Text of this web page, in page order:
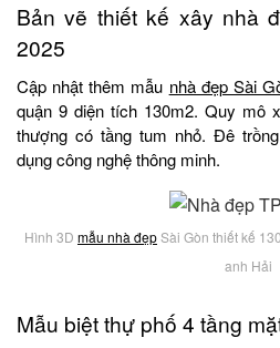
Bản vẽ thiết kế xây nhà
2025
Cập nhật thêm mẫu nhà đẹp Sài
quận 9 diện tích 130m2. Quy mô
thượng có tầng tum nhỏ. Đê
dụng công nghệ thông minh.
Hình 3D mẫu nhà đẹpSài Gòn thiết kế
anh Hải
Mẫu biệt thự phố 4 tầng